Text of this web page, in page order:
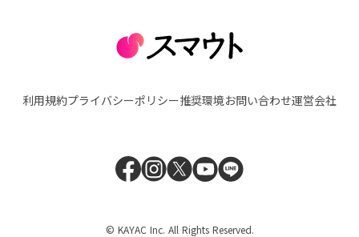
利用規約プライバシーポリシー推奨環境お問い合わせ運営会社
© KAYAC Inc. All Rights Reserved.